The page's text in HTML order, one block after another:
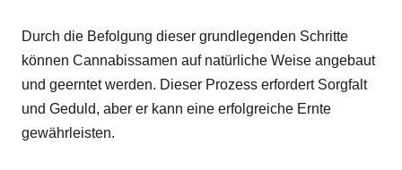
Durch die Befolgung dieser grundlegenden Schritte
können Cannabissamen auf natürliche Weise angebaut
und geerntet werden. Dieser Prozess erfordert Sorgfalt
und Geduld, aber er kann eine erfolgreiche Ernte
gewährleisten.